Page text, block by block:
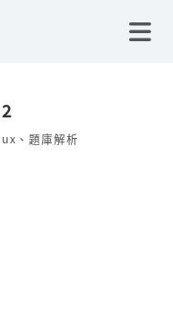
、 題庫解析